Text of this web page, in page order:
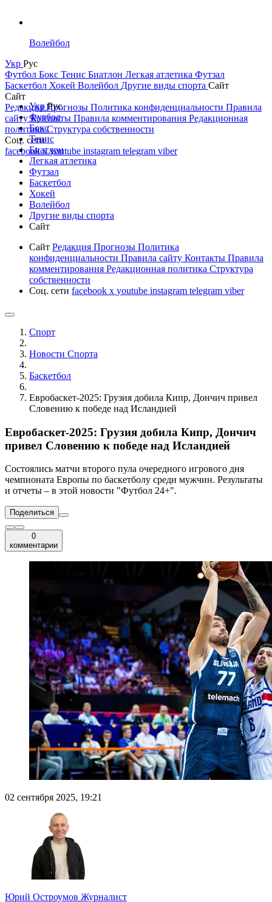
Волейбол
Укр Рус
Футбол Бокс Тенис Биатлон Легкая атлетика Футзал
Баскетбол Хокей Волейбол Другие виды спорта Сайт
Сайт
РедакцияПрогнозы Политика конфиденциальности Правила
сайтуКонтакты Правила комментирования Редакционная
политикаСтруктура собственности
Соц. сети
facebookxyoutube instagram telegram viber
УкрРус
Футбол
Бокс
Тенис
Биатлон
Легкая атлетика
Футзал
Баскетбол
Хокей
Волейбол
Другие виды спорта
Сайт
Сайт Редакция Прогнозы Политика
конфиденциальности Правила сайту Контакты Правила
комментирования Редакционная политика Структура
собственности
Соц. сети facebook x youtube instagram telegram viber
Спорт
Новости Cпорта
Баскетбол
Евробаскет-2025: Грузия добила Кипр, Дончич привел
Словению к победе над Исландией
Евробаскет-2025: Грузия добила Кипр, Дончич
привел Словению к победе над Исландией
Состоялись матчи второго пула очередного игрового дня
чемпионата Европы по баскетболу среди мужчин. Результаты
и отчеты – в этой новости "Футбол 24+".
Поделиться
0
комментарии
02 сентября 2025, 19:21
Юрий Остроумов Журналист